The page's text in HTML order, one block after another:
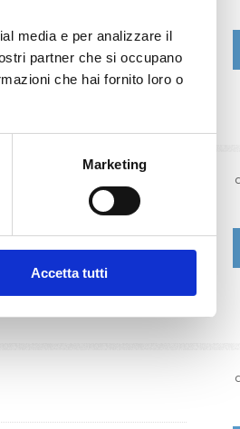
media e per analizzare il
partner che si occupano
che hai fornito loro o
Marketing
Accetta tutti